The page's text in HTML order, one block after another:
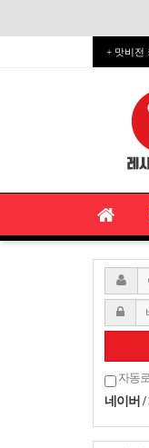
+ 맛비전
자동
네이버 /